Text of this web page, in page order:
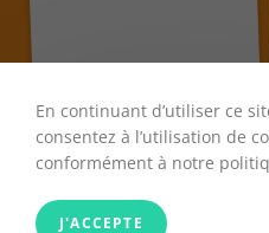
En continuant d’utiliser ce
consentez à l’utilisation de
conformément à notre
J'ACCEPTE